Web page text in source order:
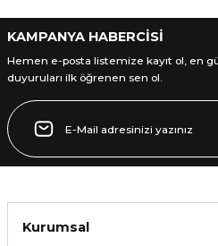
KAMPANYA HABERCİSİ
Hemen e-posta listemize kayıt ol, en
duyuruları ilk öğrenen sen ol.
Kurumsal